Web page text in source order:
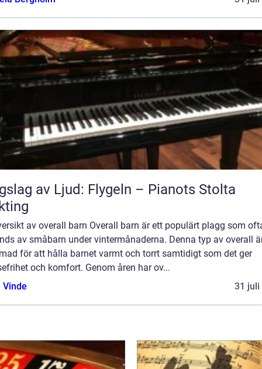
av Ljud: Flygeln – Pianots Stolta
av overall barn Overall barn är ett populärt plagg som
av småbarn under vintermånaderna. Denna typ av overall
för att hålla barnet varmt och torrt samtidigt som det ger
och komfort. Genom åren har ov...
Vinde
31 juli